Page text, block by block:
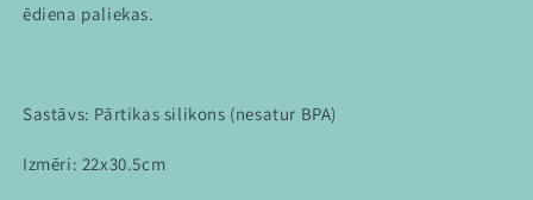
ēdiena paliekas.
Sastāvs: Pārtikas silikons (nesatur BPA)
Izmēri: 22x30.5cm